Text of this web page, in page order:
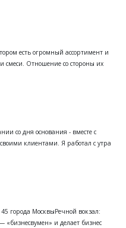
есть огромный ассортимент и
смеси. Отношение со стороны их
со дня основания - вместе с
клиентами. Я работал с утра
города МосквыРечной вокзал:
«бизнесвумен» и делает бизнес